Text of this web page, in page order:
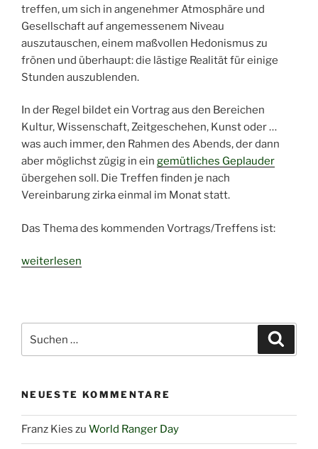
treffen, um sich in angenehmer Atmosphäre und
Gesellschaft auf angemessenem Niveau
auszutauschen, einem maßvollen Hedonismus zu
frönen und überhaupt: die lästige Realität für einige
Stunden auszublenden.
In der Regel bildet ein Vortrag aus den Bereichen
Kultur, Wissenschaft, Zeitgeschehen, Kunst oder …
was auch immer, den Rahmen des Abends, der dann
aber möglichst zügig in ein gemütliches Geplauder
übergehen soll. Die Treffen finden je nach
Vereinbarung zirka einmal im Monat statt.
Das Thema des kommenden Vortrags/Treffens ist:
„Haidmühler
man
glücklich
weiterlesen
nach:
NEUESTE KOMMENTARE
Franz Kies zu World Ranger Day